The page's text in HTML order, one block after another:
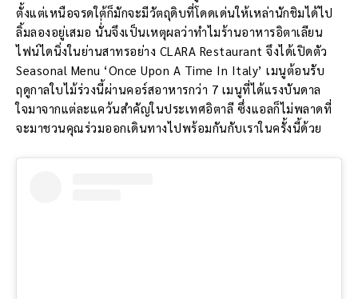
ตั้งแต่เหนือจรดใต้ก็มักจะมีวัตถุดิบที่โดดเด่นให้เหล่านักชิมได้ไป
ลิ้มลองอยู่เสมอ นั่่นจึงเป็นเหตุผลว่าทำไมร้านอาหารอิตาเลียน
ไฟน์ไดนิ่งในย่านสาทรอย่าง CLARA Restaurant จึงได้เปิดตัว
Seasonal Menu ‘Once Upon A Time In Italy’ เมนูต้อนรับ
ฤดูกาลใบไม้ร่วงนี้ผ่านคอร์สอาหารกว่า 7 เมนูที่ได้แรงบันดาล
ใจมาจากแต่ละแคว้นสำคัญในประเทศอิตาลี ซึ่งแอลก็ไม่พลาดที่
จะมาชวนคุณร่วมออกเดินทางไปพร้อมกันกับเราในครั้งนี้ด้วย